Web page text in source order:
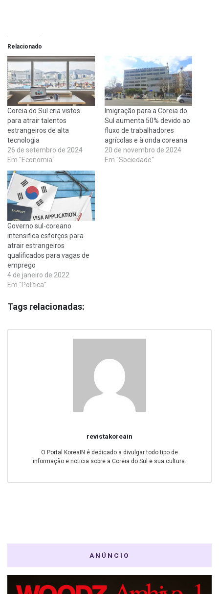
Relacionado
Coreia do Sul cria vistos
para atrair talentos
estrangeiros de alta
tecnologia
26 de setembro de 2024
Em "Economia"
Imigração para a Coreia do
Sul aumenta 50% devido ao
fluxo de trabalhadores
agrícolas e à onda coreana
20 de novembro de 2024
Em "Sociedade"
Governo sul-coreano
intensifica esforços para
atrair estrangeiros
qualificados para vagas de
emprego
4 de janeiro de 2022
Em "Política"
Tags relacionadas:
revistakoreain
O Portal KoreaIN é dedicado a divulgar todo tipo de
informação e noticia sobre a Coreia do Sul e sua cultura.
ANÚNCIO